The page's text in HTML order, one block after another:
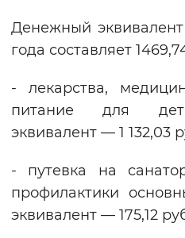
Денежный
года составляет
- лекарства,
питание для
эквивалент — 1 132,03
- путевка на
профилактики
эквивалент — 175,12